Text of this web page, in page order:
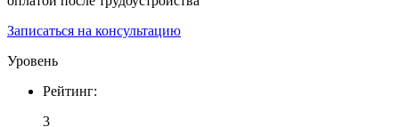
Записаться на консультацию
Уровень
Рейтинг:
3